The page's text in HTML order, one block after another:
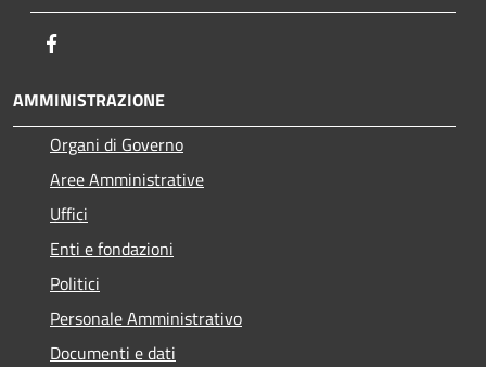
AMMINISTRAZIONE
Organi di Governo
Aree Amministrative
Uffici
Enti e fondazioni
Politici
Personale Amministrativo
Documenti e dati